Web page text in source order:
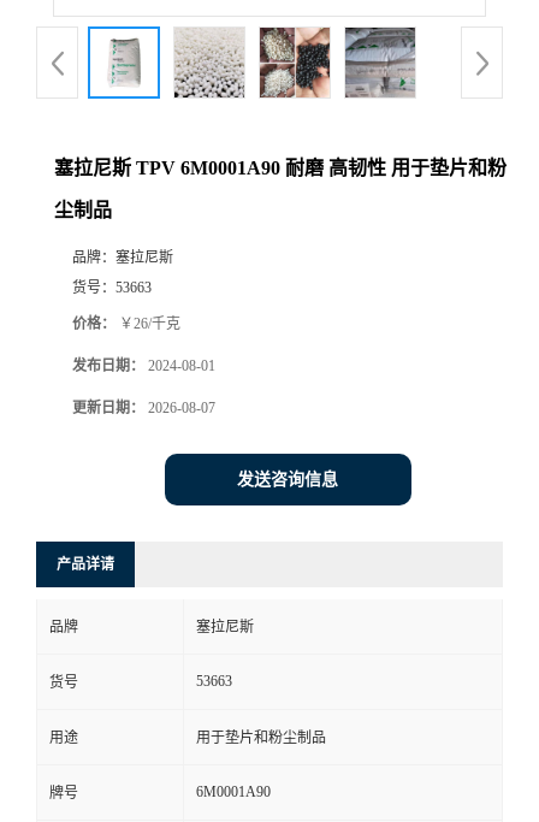
塞拉尼斯 TPV 6M0001A90 耐磨 高韧性 用于垫片和粉
尘制品
品牌： 塞拉尼斯
货号： 53663
价格： ￥26/千克
发布日期： 2024-08-01
更新日期： 2026-08-07
发送咨询信息
产品详请
品牌 塞拉尼斯
货号 53663
用途 用于垫片和粉尘制品
牌号 6M0001A90